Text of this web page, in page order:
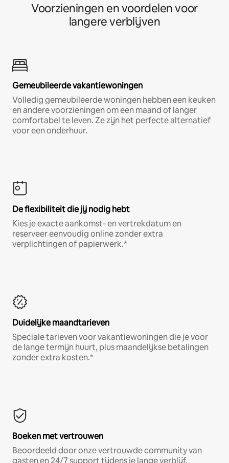
Voorzieningen en voordelen voor
langere verblijven
Gemeubileerde vakantiewoningen
Volledig gemeubileerde woningen hebben een keuken
en andere voorzieningen om een maand of langer
comfortabel te leven. Ze zijn het perfecte alternatief
voor een onderhuur.
De flexibiliteit die jij nodig hebt
Kies je exacte aankomst- en vertrekdatum en
reserveer eenvoudig online zonder extra
verplichtingen of papierwerk.*
Duidelijke maandtarieven
Speciale tarieven voor vakantiewoningen die je voor
de lange termijn huurt, plus maandelijkse betalingen
zonder extra kosten.*
Boeken met vertrouwen
Beoordeeld door onze vertrouwde community van
gasten en 24/7 support tijdens je lange verblijf.